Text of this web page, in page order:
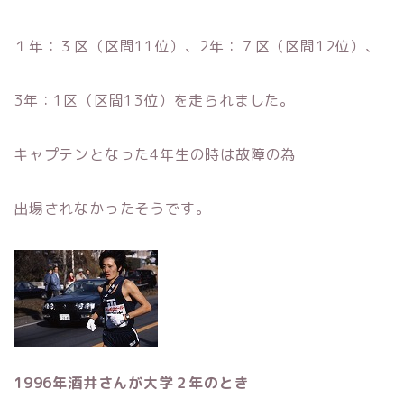
１年：３区（区間11位）、2年：７区（区間12位）、
3年：1区（区間13位）を走られました。
キャプテンとなった4年生の時は故障の為
出場されなかったそうです。
1996年酒井さんが大学２年のとき